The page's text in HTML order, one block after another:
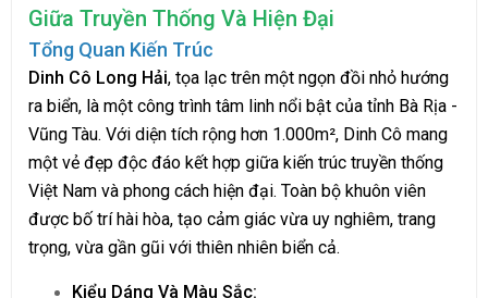
Giữa Truyền Thống Và Hiện Đại
Tổng Quan Kiến Trúc
Dinh Cô Long Hải, tọa lạc trên một ngọn đồi nhỏ hướng
ra biển, là một công trình tâm linh nổi bật của tỉnh Bà Rịa -
Vũng Tàu. Với diện tích rộng hơn 1.000m², Dinh Cô mang
một vẻ đẹp độc đáo kết hợp giữa kiến trúc truyền thống
Việt Nam và phong cách hiện đại. Toàn bộ khuôn viên
được bố trí hài hòa, tạo cảm giác vừa uy nghiêm, trang
trọng, vừa gần gũi với thiên nhiên biển cả.
Kiểu Dáng Và Màu Sắc: